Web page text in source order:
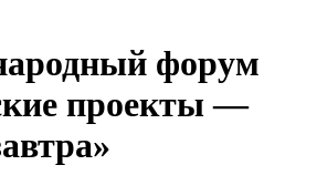
форум
проекты —